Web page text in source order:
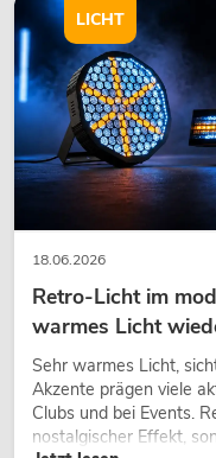
18.06.2026
Retro-Licht im
warmes Licht
Sehr warmes Licht,
Akzente prägen viele
Clubs und bei Events.
nostalgischer Effekt,
LICHT